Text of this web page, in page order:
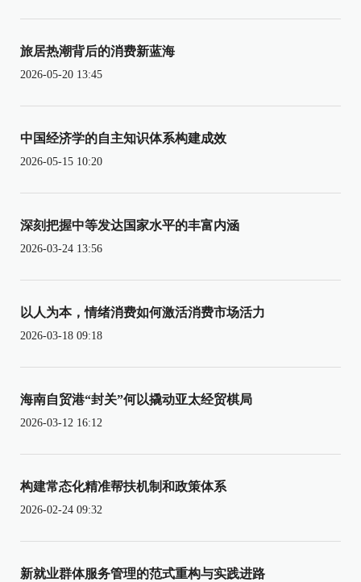
旅居热潮背后的消费新蓝海
2026-05-20 13:45
中国经济学的自主知识体系构建成效
2026-05-15 10:20
深刻把握中等发达国家水平的丰富内涵
2026-03-24 13:56
以人为本，情绪消费如何激活消费市场活力
2026-03-18 09:18
海南自贸港“封关”何以撬动亚太经贸棋局
2026-03-12 16:12
构建常态化精准帮扶机制和政策体系
2026-02-24 09:32
新就业群体服务管理的范式重构与实践进路